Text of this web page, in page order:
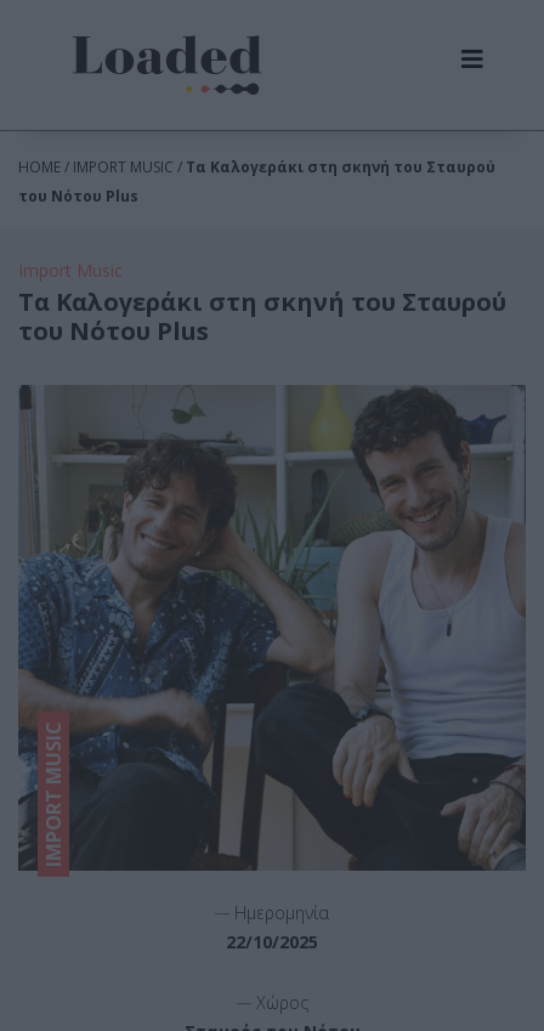
HOME / IMPORT MUSIC / Τα Καλογεράκι στη σκηνή του Σταυρού
του Νότου Plus
Import Music
Τα Καλογεράκι στη σκηνή του Σταυρού
του Νότου Plus
IMPORT MUSIC
Ημερομηνία
22/10/2025
Χώρος